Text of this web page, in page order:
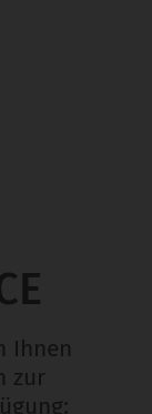
Ihnen
zur